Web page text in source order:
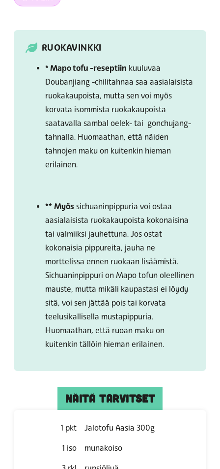
RUOKAVINKKI
* Mapo tofu -reseptiin kuuluvaa
Doubanjiang -chilitahnaa saa aasialaisista
ruokakaupoista, mutta sen voi myös
korvata isommista ruokakaupoista
saatavalla sambal oelek- tai gonchujang-
tahnalla. Huomaathan, että näiden
tahnojen maku on kuitenkin hieman
erilainen.
** Myös sichuaninpippuria voi ostaa
aasialaisista ruokakaupoista kokonaisina
tai valmiiksi jauhettuna. Jos ostat
kokonaisia pippureita, jauha ne
morttelissa ennen ruokaan lisäämistä.
Sichuaninpippuri on Mapo tofun oleellinen
mauste, mutta mikäli kaupastasi ei löydy
sitä, voi sen jättää pois tai korvata
teelusikallisella mustapippuria.
Huomaathan, että ruoan maku on
kuitenkin tällöin hieman erilainen.
NÄITÄ TARVITSET
1 pkt Jalotofu Aasia 300g
1 iso munakoiso